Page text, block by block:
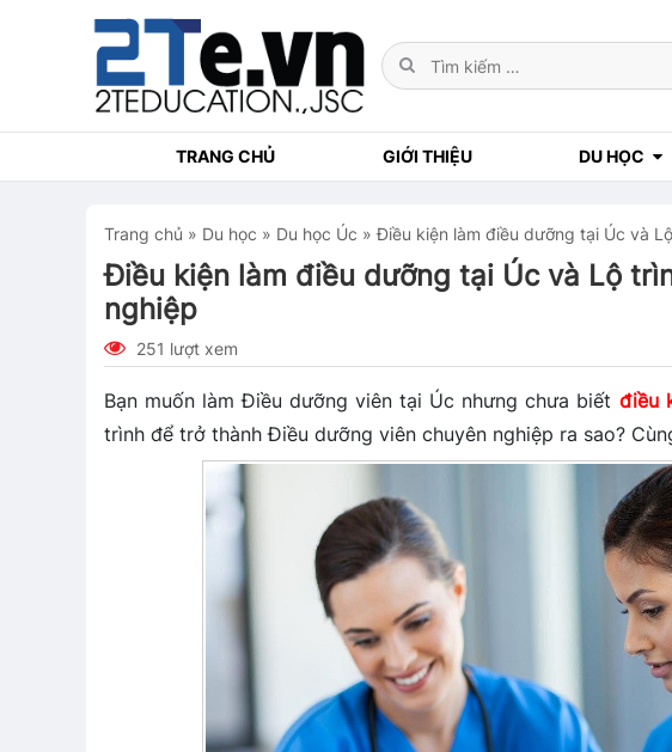
TRANG CHỦ GIỚI THIỆU DU HỌC
Trang chủ » Du học » Du học Úc » Điều kiện làm điều dưỡng tại Úc và
Điều kiện làm điều dưỡng tại Úc và Lộ
nghiệp
251 lượt xem
Bạn muốn làm Điều dưỡng viên tại Úc nhưng chưa biết điều
trình để trở thành Điều dưỡng viên chuyên nghiệp ra sao?